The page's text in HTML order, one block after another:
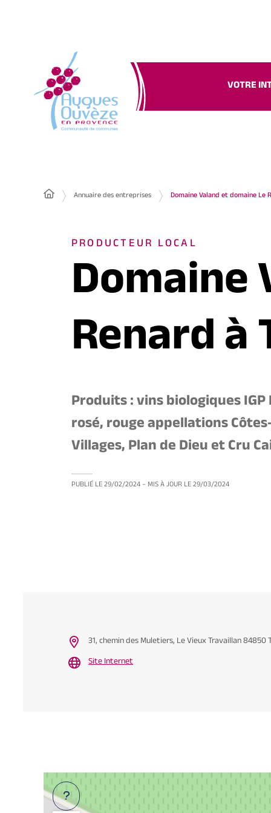
VOTRE
Annuaire des entreprises Domaine Valand et domaine Le
PRODUCTEUR LOCAL
Domaine
Renard
Produits : vins biologiques
rosé, rouge appellations
Villages, Plan de Dieu et Cru
PUBLIÉ LE29/02/2024 – MIS À JOUR LE29/03/2024
31, chemin des Muletiers, Le Vieux Travaillan 84850
Site Internet